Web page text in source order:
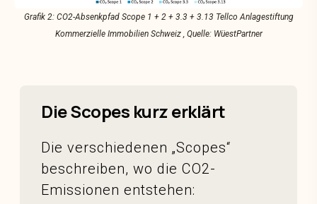
Grafik 2: CO2-Absenkpfad Scope 1 + 2 + 3.3 + 3.13 Tellco Anlagestiftung
Kommerzielle Immobilien Schweiz , Quelle: WüestPartner
Die Scopes kurz erklärt
Die verschiedenen „Scopes“
beschreiben, wo die CO2-
Emissionen entstehen: